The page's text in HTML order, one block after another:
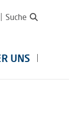
Suche
UNS